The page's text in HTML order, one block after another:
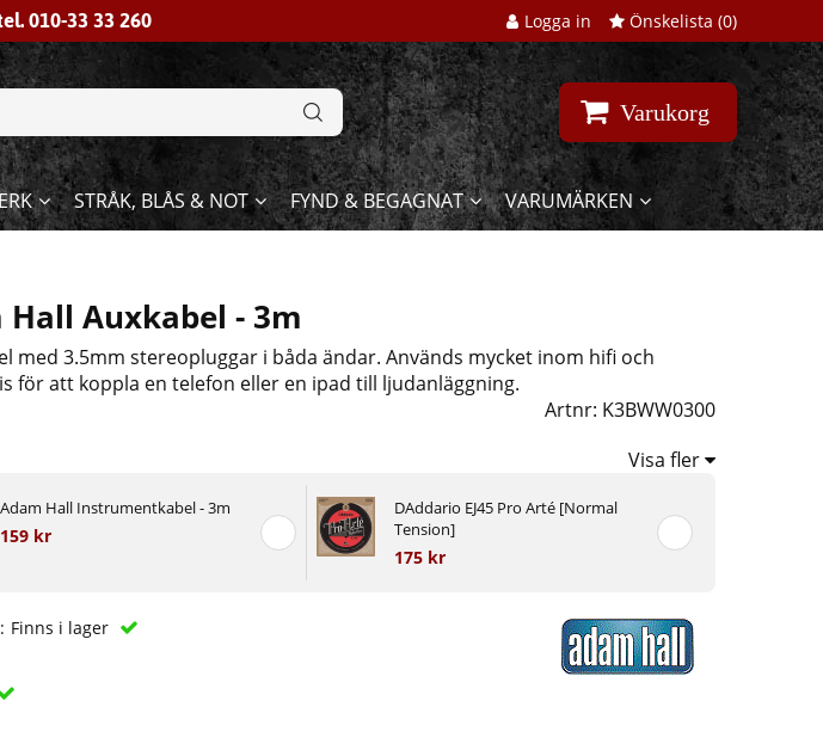
010-33 33 260 Logga in Önskelista (0)
Varukorg
STRÅK, BLÅS & NOT FYND & BEGAGNAT VARUMÄRKEN
Hall Auxkabel - 3m
med 3.5mm stereopluggar i båda ändar. Används mycket inom hifi och
för att koppla en telefon eller en ipad till ljudanläggning.
Artnr: K3BWW0300
Visa fler
Adam Hall Instrumentkabel - 3m
159 kr
DAddario EJ45 Pro Arté [Normal
Tension]
175 kr
Finns i lager